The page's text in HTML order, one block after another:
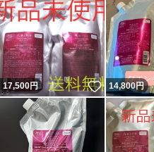
17,500円 いいね！
14,800円